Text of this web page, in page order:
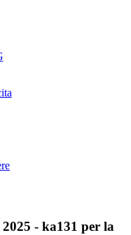
- ka131 per la